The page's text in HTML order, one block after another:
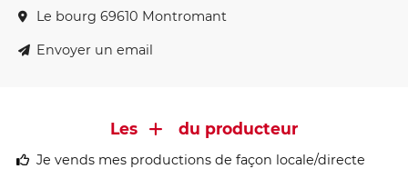
Le bourg 69610 Montromant
Envoyer un email
Les du producteur
Je vends mes productions de façon locale/directe